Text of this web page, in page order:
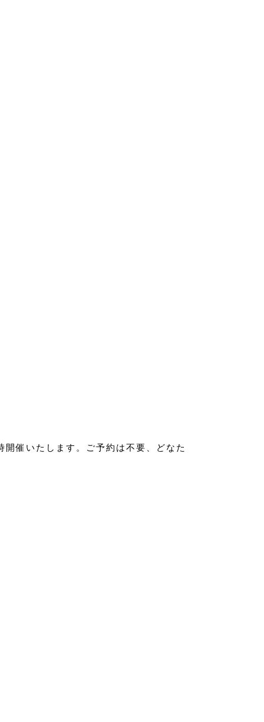
催いたします。ご予約は不要、どなた